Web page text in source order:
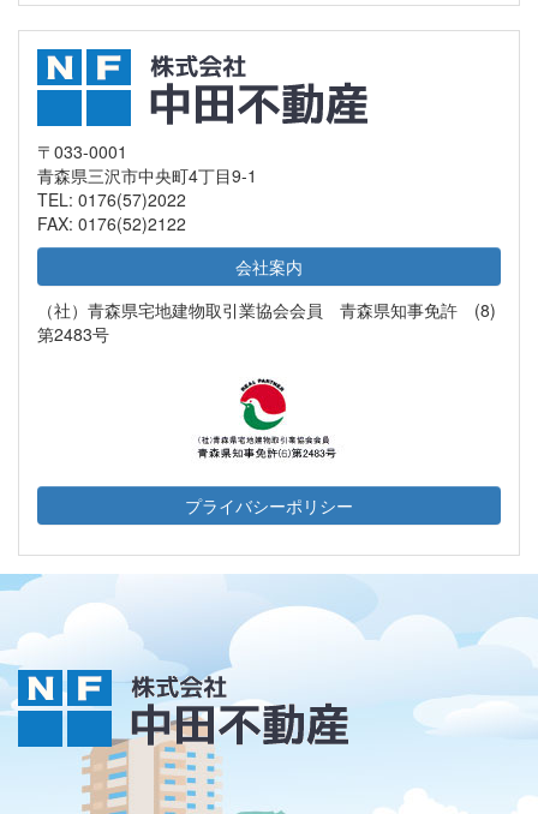
〒033-0001
青森県三沢市中央町4丁目9-1
TEL: 0176(57)2022
FAX: 0176(52)2122
会社案内
（社）青森県宅地建物取引業協会会員 青森県知事免許 (8)
第2483号
プライバシーポリシー